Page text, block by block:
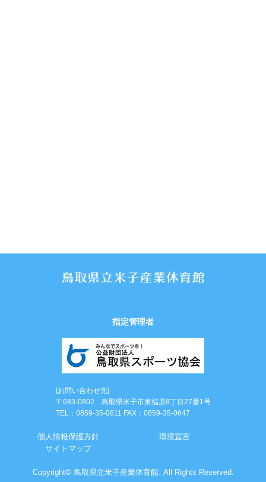
指定管理者
[お問い合わせ先]
〒683-0802 鳥取県米子市東福原8丁目27番1号
TEL：0859-35-0611 FAX：0859-35-0647
個⼈情報保護⽅針
環境宣言
サイトマップ
Copyright© 鳥取県立米子産業体育館. All Rights Reserved.